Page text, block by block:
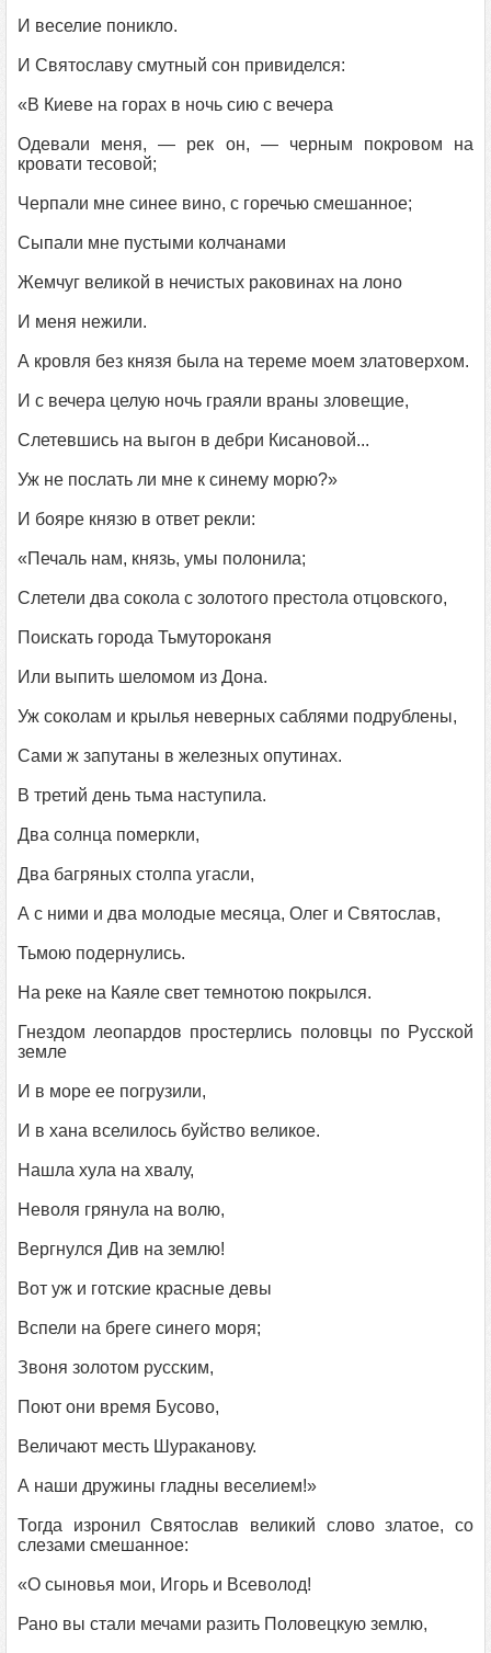
И веселие поникло.
И Святославу смутный сон привиделся:
«В Киеве на горах в ночь сию с вечера
Одевали меня, — рек он, — черным покровом на
кровати тесовой;
Черпали мне синее вино, с горечью смешанное;
Сыпали мне пустыми колчанами
Жемчуг великой в нечистых раковинах на лоно
И меня нежили.
А кровля без князя была на тереме моем златоверхом.
И с вечера целую ночь граяли враны зловещие,
Слетевшись на выгон в дебри Кисановой...
Уж не послать ли мне к синему морю?»
И бояре князю в ответ рекли:
«Печаль нам, князь, умы полонила;
Слетели два сокола с золотого престола отцовского,
Поискать города Тьмутороканя
Или выпить шеломом из Дона.
Уж соколам и крылья неверных саблями подрублены,
Сами ж запутаны в железных опутинах.
В третий день тьма наступила.
Два солнца померкли,
Два багряных столпа угасли,
А с ними и два молодые месяца, Олег и Святослав,
Тьмою подернулись.
На реке на Каяле свет темнотою покрылся.
Гнездом леопардов простерлись половцы по Русской
земле
И в море ее погрузили,
И в хана вселилось буйство великое.
Нашла хула на хвалу,
Неволя грянула на волю,
Вергнулся Див на землю!
Вот уж и готские красные девы
Вспели на бреге синего моря;
Звоня золотом русским,
Поют они время Бусово,
Величают месть Шураканову.
А наши дружины гладны веселием!»
Тогда изронил Святослав великий слово златое, со
слезами смешанное:
«О сыновья мои, Игорь и Всеволод!
Рано вы стали мечами разить Половецкую землю,